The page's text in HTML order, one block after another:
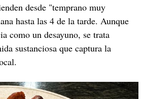
desde "temprano muy
hasta las 4 de la tarde. Aunque
como un desayuno, se trata
sustanciosa que captura la